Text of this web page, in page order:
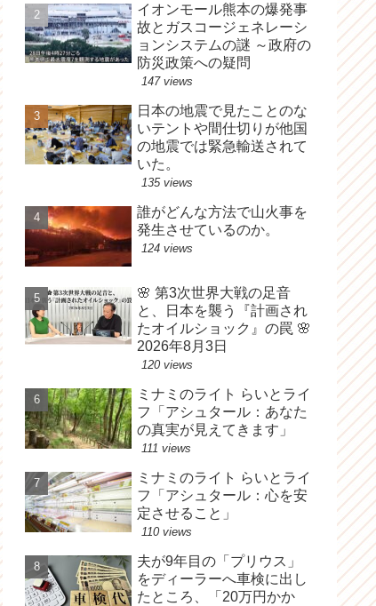
イオンモール熊本の爆発事
故とガスコージェネレーシ
ョンシステムの謎 ～政府の
防災政策への疑問
147 views
日本の地震で見たことのな
いテントや間仕切りが他国
の地震では緊急輸送されて
いた。
135 views
誰がどんな方法で山火事を
発生させているのか。
124 views
🌸 第3次世界大戦の足音
と、日本を襲う『計画され
たオイルショック』の罠 🌸
2026年8月3日
120 views
ミナミのライト らいとライ
フ「アシュタール：あなた
の真実が見えてきます」
111 views
ミナミのライト らいとライ
フ「アシュタール：心を安
定させること」
110 views
夫が9年目の「プリウス」
をディーラーへ車検に出し
たところ、「20万円かか